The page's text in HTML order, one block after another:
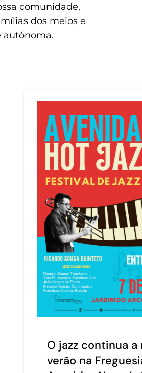
comunidade,
dos meios e
autónoma.
O jazz continua a
verão na